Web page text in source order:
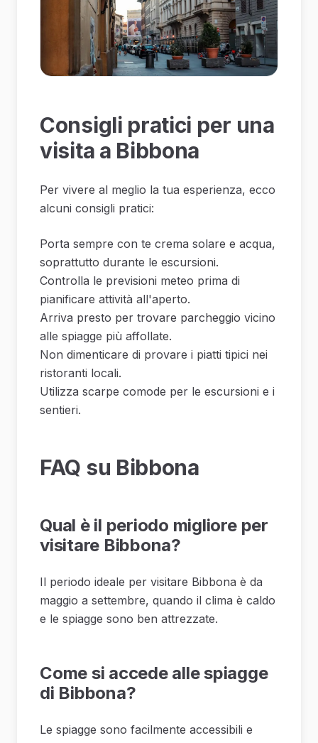
Consigli pratici per una
visita a Bibbona
Per vivere al meglio la tua esperienza, ecco
alcuni consigli pratici:
Porta sempre con te crema solare e acqua,
soprattutto durante le escursioni.
Controlla le previsioni meteo prima di
pianificare attività all'aperto.
Arriva presto per trovare parcheggio vicino
alle spiagge più affollate.
Non dimenticare di provare i piatti tipici nei
ristoranti locali.
Utilizza scarpe comode per le escursioni e i
sentieri.
FAQ su Bibbona
Qual è il periodo migliore per
visitare Bibbona?
Il periodo ideale per visitare Bibbona è da
maggio a settembre, quando il clima è caldo
e le spiagge sono ben attrezzate.
Come si accede alle spiagge
di Bibbona?
Le spiagge sono facilmente accessibili e